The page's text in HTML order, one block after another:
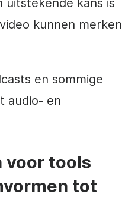
kunnen merken
en sommige
audio- en
voor tools
tot